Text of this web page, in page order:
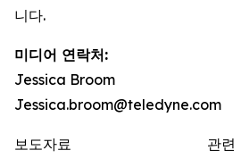
니다.
미디어 연락처:
Jessica Broom
Jessica.broom@teledyne.com
보도자료